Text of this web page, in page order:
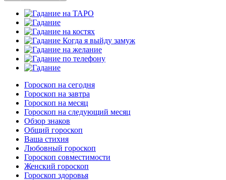
Гороскоп на сегодня
Гороскоп на завтра
Гороскоп на месяц
Гороскоп на следующий месяц
Обзор знаков
Общий гороскоп
Ваша стихия
Любовный гороскоп
Гороскоп совместимости
Женский гороскоп
Гороскоп здоровья